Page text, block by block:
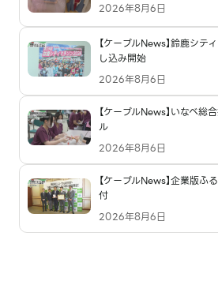
2026年8月6日
【ケーブルNews】鈴鹿シテ
し込み開始
2026年8月6日
【ケーブルNews】いなべ総
ル
2026年8月6日
【ケーブルNews】企業版
付
2026年8月6日